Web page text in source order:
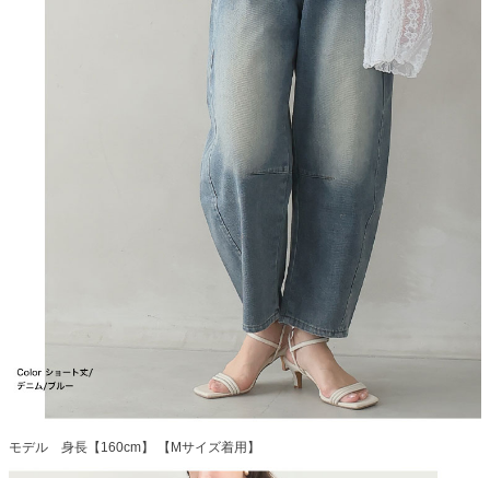
モデル 身長【160cm】 【Mサイズ着用】